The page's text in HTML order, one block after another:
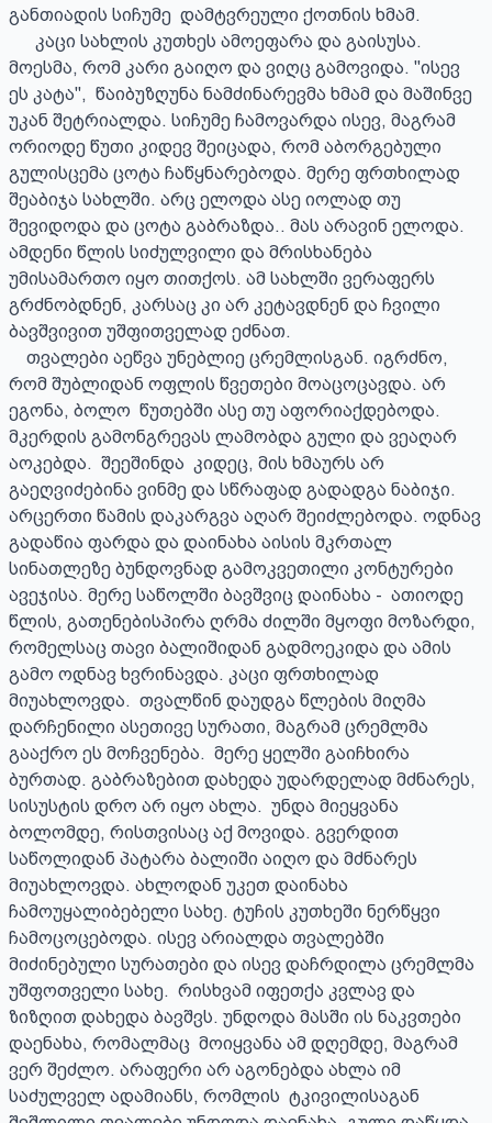
განთიადის სიჩუმე  დამტვრეული ქოთნის ხმამ.
მოესმა, რომ კარი გაიღო და ვიღც გამოვიდა. "ისევ
ეს კატა",  წაიბუზღუნა ნამძინარევმა ხმამ და მაშინვე
უკან შეტრიალდა. სიჩუმე ჩამოვარდა ისევ, მაგრამ
ორიოდე წუთი კიდევ შეიცადა, რომ აბორგებული
გულისცემა ცოტა ჩაწყნარებოდა. მერე ფრთხილად
შეაბიჯა სახლში. არც ელოდა ასე იოლად თუ
შევიდოდა და ცოტა გაბრაზდა.. მას არავინ ელოდა.
ამდენი წლის სიძულვილი და მრისხანება
უმისამართო იყო თითქოს. ამ სახლში ვერაფერს
გრძნობდნენ, კარსაც კი არ კეტავდნენ და ჩვილი
ბავშვივით უშფითველად ეძნათ.
რომ შუბლიდან ოფლის წვეთები მოაცოცავდა. არ
ეგონა, ბოლო  წუთებში ასე თუ აფორიაქდებოდა.
მკერდის გამონგრევას ლამობდა გული და ვეაღარ
აოკებდა.  შეეშინდა  კიდეც, მის ხმაურს არ
გაეღვიძებინა ვინმე და სწრაფად გადადგა ნაბიჯი.
არცერთი წამის დაკარგვა აღარ შეიძლებოდა. ოდნავ
გადაწია ფარდა და დაინახა აისის მკრთალ
სინათლეზე ბუნდოვნად გამოკვეთილი კონტურები
ავეჯისა. მერე საწოლში ბავშვიც დაინახა -  ათიოდე
წლის, გათენებისპირა ღრმა ძილში მყოფი მოზარდი,
რომელსაც თავი ბალიშიდან გადმოეკიდა და ამის
გამო ოდნავ ხვრინავდა. კაცი ფრთხილად
მიუახლოვდა.  თვალწინ დაუდგა წლების მიღმა
დარჩენილი ასეთივე სურათი, მაგრამ ცრემლმა
გააქრო ეს მოჩვენება.  მერე ყელში გაიჩხირა
ბურთად. გაბრაზებით დახედა უდარდელად მძნარეს,
სისუსტის დრო არ იყო ახლა.  უნდა მიეყვანა
ბოლომდე, რისთვისაც აქ მოვიდა. გვერდით
საწოლიდან პატარა ბალიში აიღო და მძნარეს
მიუახლოვდა. ახლოდან უკეთ დაინახა
ჩამოუყალიბებელი სახე. ტუჩის კუთხეში ნერწყვი
ჩამოცოცებოდა. ისევ არიალდა თვალებში
მიძინებული სურათები და ისევ დაჩრდილა ცრემლმა
უშფოთველი სახე.  რისხვამ იფეთქა კვლავ და
ზიზღით დახედა ბავშვს. უნდოდა მასში ის ნაკვთები
დაენახა, რომალმაც  მოიყვანა ამ დღემდე, მაგრამ
ვერ შეძლო. არაფერი არ აგონებდა ახლა იმ
საძულველ ადამიანს, რომლის  ტკივილისაგან